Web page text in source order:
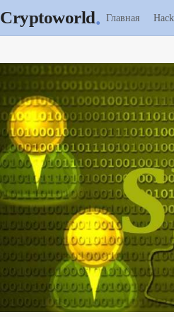
Cryptoworld. Главная